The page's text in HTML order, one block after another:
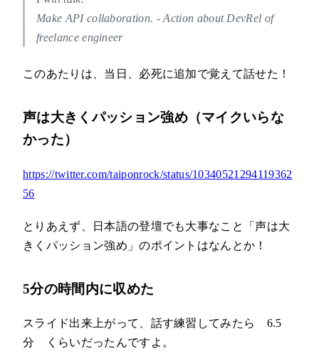
Make API collaboration. - Action about DevRel of
freelance engineer
このあたりは、当日、必死に追加で覚えて話せた！
声は大きくパッション強め（マイクいらな
かった）
https://twitter.com/taiponrock/status/10340521294119362
56
とりあえず、日本語の登壇でも大事なこと「声は大
きくパッション強め」のポイントはなんとか！
5分の時間内に収めた
スライド出来上がって、話す練習してみたら 6.5
分 くらいだったんですよ。